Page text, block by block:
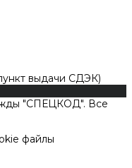
выдачи СДЭК)
"СПЕЦКОД". Все
файлы